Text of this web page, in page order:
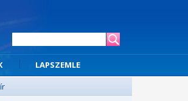
LAPSZEMLE